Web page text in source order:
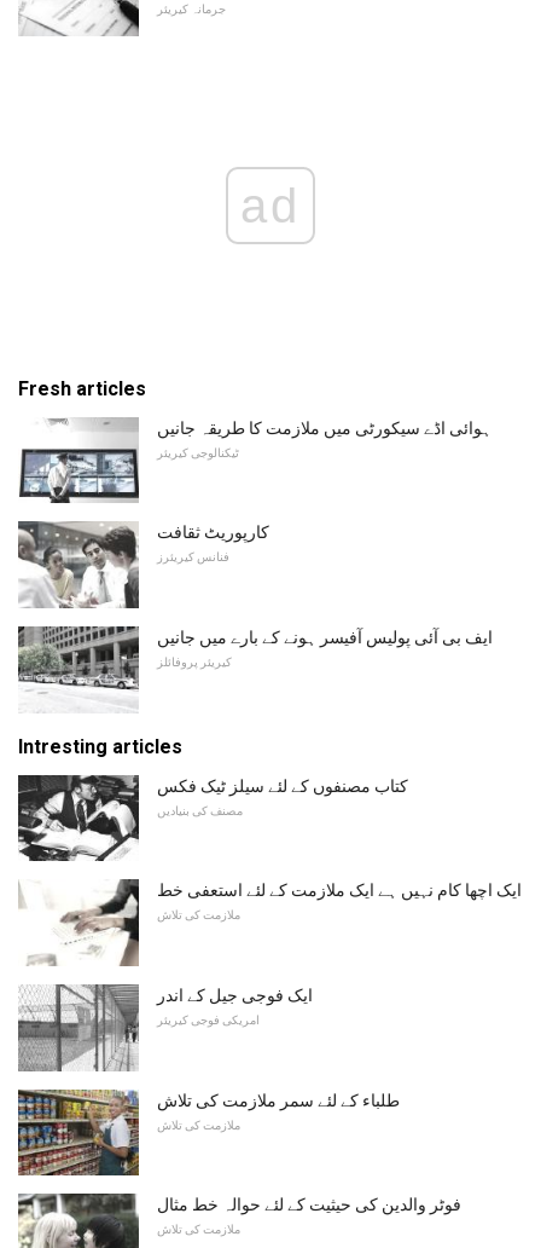
جرمانہ کیریئر
ad
Fresh articles
ہوائی اڈے سیکورٹی میں ملازمت کا طریقہ جانیں
ٹیکنالوجی کیریئر
کارپوریٹ ثقافت
فنانس کیریئرز
ایف بی آئی پولیس آفیسر ہونے کے بارے میں جانیں
کیریئر پروفائلز
Intresting articles
کتاب مصنفوں کے لئے سیلز ٹیک فکس
مصنف کی بنیادیں
ایک اچھا کام نہیں ہے ایک ملازمت کے لئے استعفی خط
ملازمت کی تلاش
ایک فوجی جیل کے اندر
امریکی فوجی کیریئر
طلباء کے لئے سمر ملازمت کی تلاش
ملازمت کی تلاش
فوٹر والدین کی حیثیت کے لئے حوالہ خط مثال
ملازمت کی تلاش